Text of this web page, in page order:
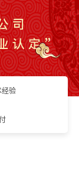
经验